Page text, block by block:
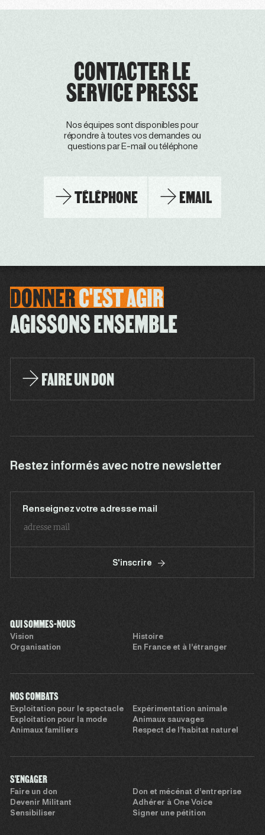
CONTACTER LE
SERVICE PRESSE
Nos équipes sont disponibles pour
répondre à toutes vos demandes ou
questions par E-mail ou téléphone
TÉLÉPHONE EMAIL
DONNERC'ESTAGIR
AGISSONS ENSEMBLE
FAIRE UN DON
Restez informés avec notre newsletter
Renseignez votre adresse mail
S'inscrire
QUI SOMMES-NOUS
Vision
Histoire
Organisation
En France et à l’étranger
NOS COMBATS
Exploitation pour le spectacle
Expérimentation animale
Exploitation pour la mode
Animaux sauvages
Animaux familiers
Respect de l’habitat naturel
S'ENGAGER
Faire un don
Don et mécénat d’entreprise
Devenir Militant
Adhérer à One Voice
Sensibiliser
Signer une pétition